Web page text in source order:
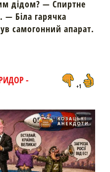
дідом? — Спиртне
Біла гарячка
самогонний апарат.
-
+1